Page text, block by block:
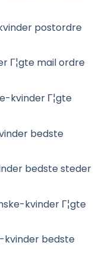
postordre
Г¦gte mail ordre
kvinder Г¦gte
bedste
bedste steder
kvinder Г¦gte
kvinder bedste